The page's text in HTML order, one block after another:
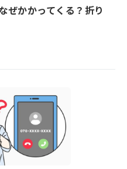
ぜかかってくる？折り